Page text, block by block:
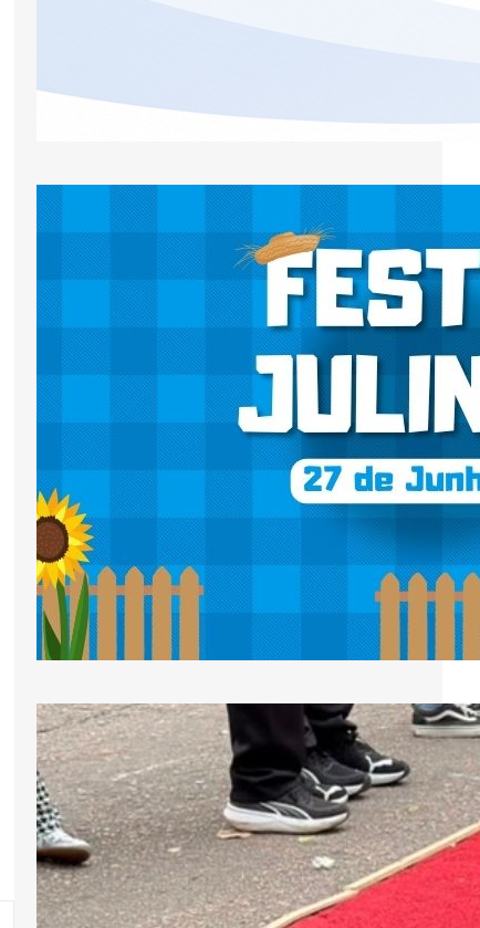
Paróquia São Marcos promove festa
junina no dia 27 de junho
A Paróquia São Marcos se prepara
para celebrar mais uma festa
junina. A confraternização será
realizada no dia 27 de junho, a partir
das 16h, reunindo famílias,
paroquianos e moradores do
Pilarzinho em uma tarde de
convivência, fé e celebração. A
programação será dedicada aos
santos juninos Santo Antônio, São
João Batista e São Pedro,…
Paróquia São Marcos vive Corpus
Christi com celebração da Eucaristia e
participação nos tapetes da cidade
Diante de Jesus Eucarístico, os fiéis
da Paróquia São Marcos iniciaram a
Solenidade de Corpus Christi